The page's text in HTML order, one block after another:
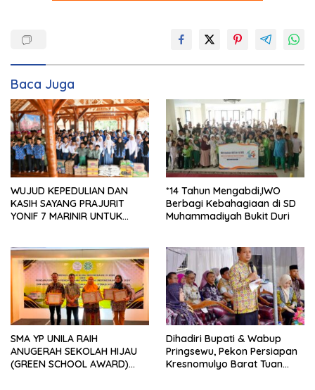
Baca Juga
WUJUD KEPEDULIAN DAN
KASIH SAYANG PRAJURIT
YONIF 7 MARINIR UNTUK
*14 Tahun Mengabdi,IWO
Berbagi Kebahagiaan di SD
Muhammadiyah Bukit Duri
SMA YP UNILA RAIH
ANUGERAH SEKOLAH HIJAU
(GREEN SCHOOL AWARD)
Dihadiri Bupati & Wabup
Pringsewu, Pekon Persiapan
Kresnomulyo Barat Tuan